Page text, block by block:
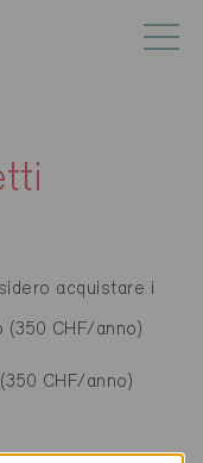
acquistare i
CHF/anno)
CHF/anno)